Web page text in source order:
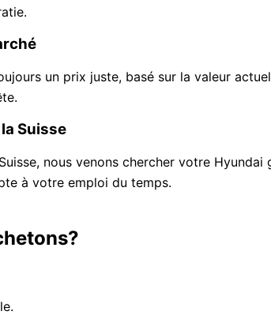
un prix juste, basé sur la valeur
Suisse
nous venons chercher votre
à votre emploi du temps.